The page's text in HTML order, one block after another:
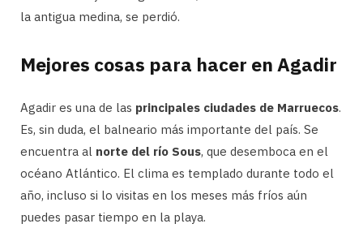
la antigua medina, se perdió.
Mejores cosas para hacer en Agadir
Agadir es una de las principales ciudades de Marruecos.
Es, sin duda, el balneario más importante del país. Se
encuentra al norte del río Sous, que desemboca en el
océano Atlántico. El clima es templado durante todo el
año, incluso si lo visitas en los meses más fríos aún
puedes pasar tiempo en la playa.